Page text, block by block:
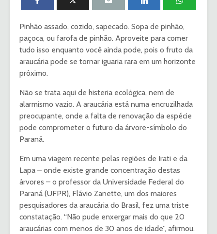
Pinhão assado, cozido, sapecado. Sopa de pinhão,
paçoca, ou farofa de pinhão. Aproveite para comer
tudo isso enquanto você ainda pode, pois o fruto da
araucária pode se tornar iguaria rara em um horizonte
próximo.
Não se trata aqui de histeria ecológica, nem de
alarmismo vazio. A araucária está numa encruzilhada
preocupante, onde a falta de renovação da espécie
pode comprometer o futuro da árvore-símbolo do
Paraná.
Em uma viagem recente pelas regiões de Irati e da
Lapa – onde existe grande concentração destas
árvores – o professor da Universidade Federal do
Paraná (UFPR), Flávio Zanette, um dos maiores
pesquisadores da araucária do Brasil, fez uma triste
constatação. “Não pude enxergar mais do que 20
araucárias com menos de 30 anos de idade”, afirmou.